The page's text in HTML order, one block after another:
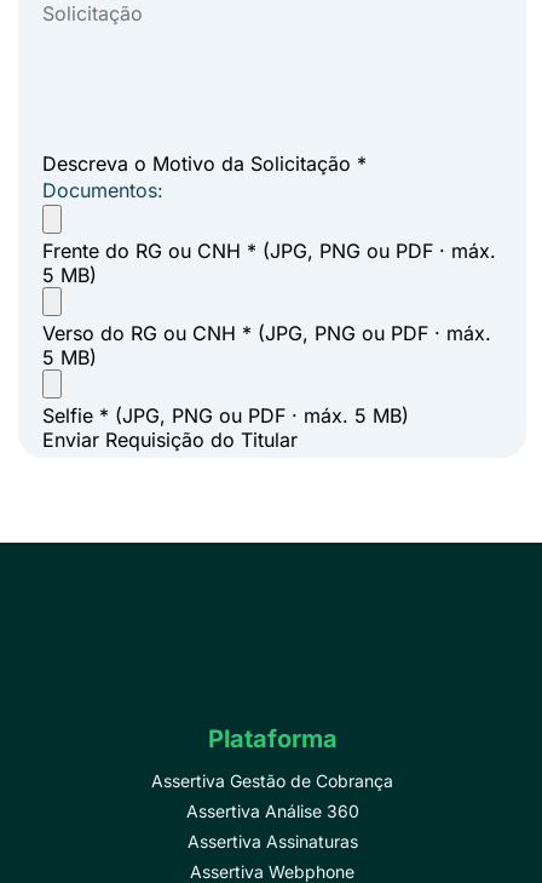
Descreva o Motivo da Solicitação *
Documentos:
Frente do RG ou CNH * (JPG, PNG ou PDF · máx.
5 MB)
Verso do RG ou CNH * (JPG, PNG ou PDF · máx.
5 MB)
Selfie * (JPG, PNG ou PDF · máx. 5 MB)
Enviar Requisição do Titular
Plataforma
Assertiva Gestão de Cobrança
Assertiva Análise 360
Assertiva Assinaturas
Assertiva Webphone